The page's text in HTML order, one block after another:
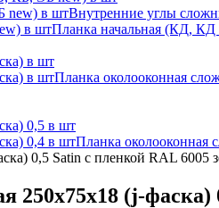
new) в штВнутренние углы
в штПланка начальная (КД,
в шт
в штПланка околооконная
0,5 в шт
0,4 в штПланка околооконная
0,5 Satin с пленкой RAL 6005
250х75х18 (j-